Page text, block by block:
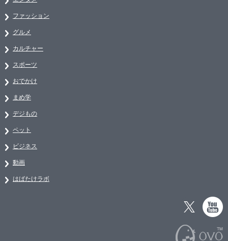
ファッション
グルメ
カルチャー
スポーツ
おでかけ
まめ学
デジもの
ペット
ビジネス
動画
はばたけラボ